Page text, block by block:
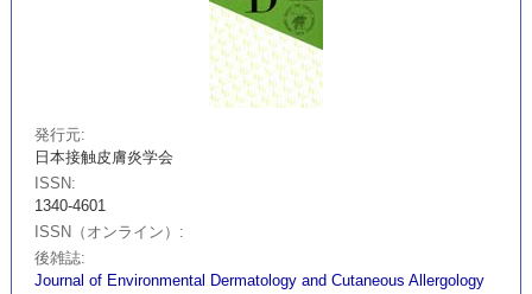
発行元
日本接触皮膚炎学会
ISSN
1340-4601
ISSN（オンライン）
後雑誌
Journal of Environmental Dermatology and Cutaneous Allergology